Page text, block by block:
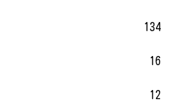
134
16
12